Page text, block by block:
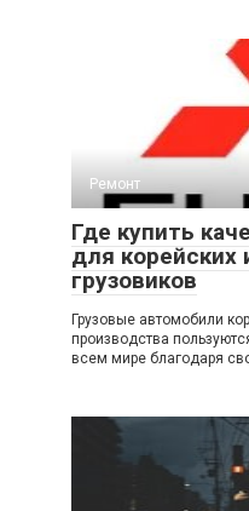
Ремонт
Где купить
для корейских
грузовиков
Грузовые автомобили
производства
всем мире благодаря